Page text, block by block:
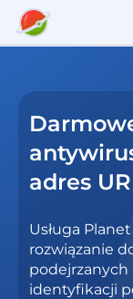
adres
Usługa
rozwiązanie
identyfikacji